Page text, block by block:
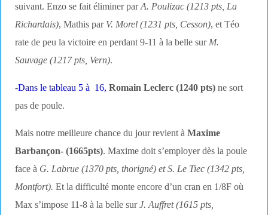
suivant. Enzo se fait éliminer parA. Poulizac (1213 pts, La
Richardais), Mathis par V. Morel (1231 pts, Cesson), et Téo
rate de peu la victoire en perdant 9-11 à la belle surM.
Sauvage (1217 pts, Vern).
-Dans le tableau 5 à 16, Romain Leclerc (1240 pts)ne sort
pas de poule.
Mais notre meilleure chance du jour revient àMaxime
Barbançon- (1665pts). Maxime doit s’employer dès la poule
face à G. Labrue (1370 pts, thorigné) et S. Le Tiec (1342 pts,
Montfort).Et la difficulté monte encore d’un cran en 1/8F où
Max s’impose 11-8 à la belle surJ. Auffret (1615 pts,